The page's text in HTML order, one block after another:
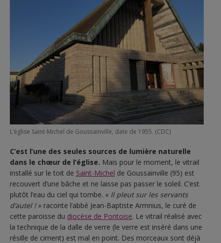
L’église Saint-Michel de Goussainville, date de 1955. (CDC)
C’est l’une des seules sources de lumière naturelle
dans le chœur de l’église. Mais pour le moment, le vitrail
installé sur le toit de Saint-Michel de Goussainville (95) est
recouvert d’une bâche et ne laisse pas passer le soleil. C’est
plutôt l’eau du ciel qui tombe. « Il pleut sur les servants
d’autel ! » raconte l’abbé Jean-Baptiste Armnius, le curé de
cette paroisse du diocèse de Pontoise. Le vitrail réalisé avec
la technique de la dalle de verre (le verre est inséré dans une
résille de ciment) est mal en point. Des morceaux sont déjà